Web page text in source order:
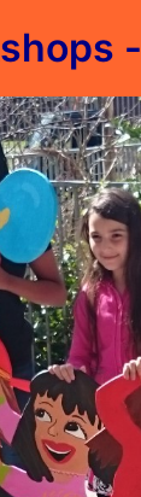
-